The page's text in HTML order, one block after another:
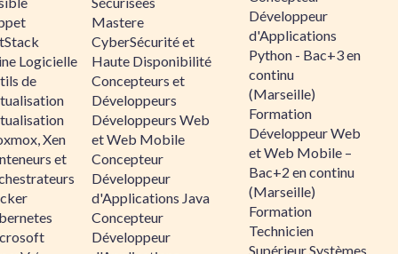
Logicielle
de
Xen
et
Mastere
CyberSécurité et
Haute Disponibilité
Concepteurs et
Développeurs
Développeurs Web
et Web Mobile
Concepteur
Développeur
d'Applications Java
Concepteur
Développeur
Développeur
d'Applications
Python - Bac+3 en
continu
(Marseille)
Formation
Développeur Web
et Web Mobile –
Bac+2 en continu
(Marseille)
Formation
Technicien
Supérieur Systèmes